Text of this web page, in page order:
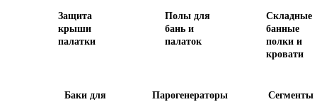
Защита
крыши
палатки
Полы для
бань и
палаток
Складные
банные
полки и
кровати
Баки для
Парогенераторы
Сегменты